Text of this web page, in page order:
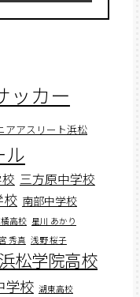
ッカー
アアスリート浜松
ル
三方原中学校
校 南部中学校
高校 星川 あかり
秀真 浅野 桜子
浜松学院高校
学校 湖東高校